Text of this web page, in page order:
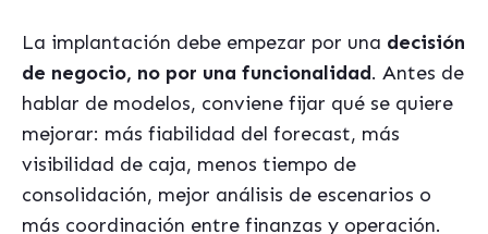
La implantación debe empezar por una decisión
de negocio, no por una funcionalidad. Antes de
hablar de modelos, conviene fijar qué se quiere
mejorar: más fiabilidad del forecast, más
visibilidad de caja, menos tiempo de
consolidación, mejor análisis de escenarios o
más coordinación entre finanzas y operación.